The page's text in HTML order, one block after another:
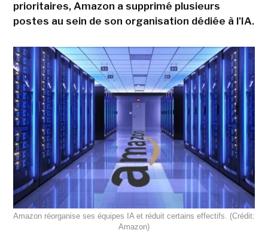
prioritaires, Amazon a supprimé plusieurs
postes au sein de son organisation dédiée à l'IA.
Amazon réorganise ses équipes IA et réduit certains effectifs. (Crédit:
Amazon)